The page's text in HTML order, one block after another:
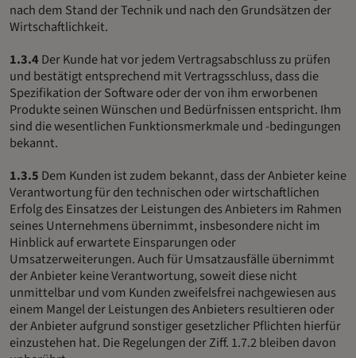
nach dem Stand der Technik und nach den Grundsätzen der
Wirtschaftlichkeit.
1.3.4 Der Kunde hat vor jedem Vertragsabschluss zu prüfen
und bestätigt entsprechend mit Vertragsschluss, dass die
Spezifikation der Software oder der von ihm erworbenen
Produkte seinen Wünschen und Bedürfnissen entspricht. Ihm
sind die wesentlichen Funktionsmerkmale und -bedingungen
bekannt.
1.3.5 Dem Kunden ist zudem bekannt, dass der Anbieter keine
Verantwortung für den technischen oder wirtschaftlichen
Erfolg des Einsatzes der Leistungen des Anbieters im Rahmen
seines Unternehmens übernimmt, insbesondere nicht im
Hinblick auf erwartete Einsparungen oder
Umsatzerweiterungen. Auch für Umsatzausfälle übernimmt
der Anbieter keine Verantwortung, soweit diese nicht
unmittelbar und vom Kunden zweifelsfrei nachgewiesen aus
einem Mangel der Leistungen des Anbieters resultieren oder
der Anbieter aufgrund sonstiger gesetzlicher Pflichten hierfür
einzustehen hat. Die Regelungen der Ziff. 1.7.2 bleiben davon